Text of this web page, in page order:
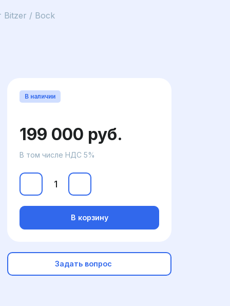
Bitzer / Bock
В наличии
199 000 руб.
В том числе НДС 5%
В корзину
Задать вопрос